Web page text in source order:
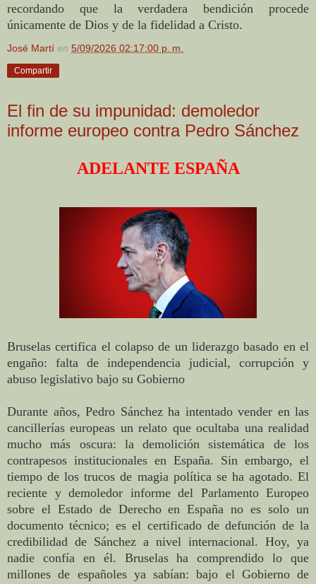
recordando que la verdadera bendición procede
únicamente de Dios y de la fidelidad a Cristo.
José Martí en 5/09/2026 02:17:00 p. m.
Compartir
El fin de su impunidad: demoledor
informe europeo contra Pedro Sánchez
ADELANTE ESPAÑA
Bruselas certifica el colapso de un liderazgo basado en el
engaño: falta de independencia judicial, corrupción y
abuso legislativo bajo su Gobierno
Durante años, Pedro Sánchez ha intentado vender en las
cancillerías europeas un relato que ocultaba una realidad
mucho más oscura: la demolición sistemática de los
contrapesos institucionales en España. Sin embargo, el
tiempo de los trucos de magia política se ha agotado. El
reciente y demoledor informe del Parlamento Europeo
sobre el Estado de Derecho en España no es solo un
documento técnico; es el certificado de defunción de la
credibilidad de Sánchez a nivel internacional. Hoy, ya
nadie confía en él. Bruselas ha comprendido lo que
millones de españoles ya sabían: bajo el Gobierno de